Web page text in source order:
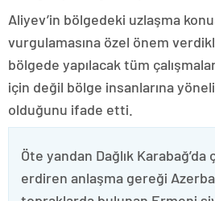
Aliyev’in bölgedeki uzlaşma
vurgulamasına özel önem
bölgede yapılacak tüm
için değil bölge insanlarına
olduğunu ifade etti.
Öte yandan Dağlık Karabağ’da
erdiren anlaşma gereği